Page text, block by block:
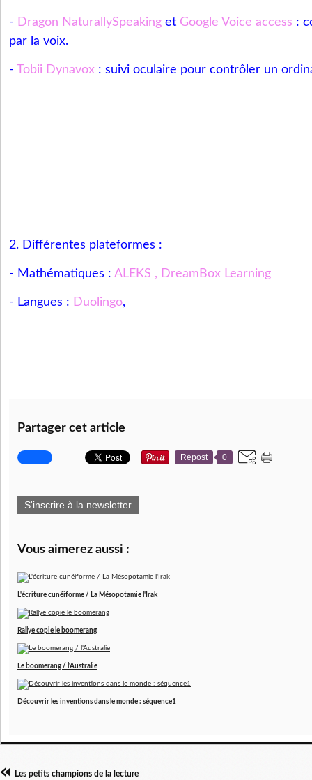
- Dragon NaturallySpeaking et Google Voice access :
par la voix.
- Tobii Dynavox : suivi oculaire pour contrôler un
2. Différentes plateformes :
- Mathématiques : ALEKS , DreamBox Learning
- Langues : Duolingo,
Partager cet article
Repost 0
S'inscrire à la newsletter
Vous aimerez aussi :
L'écriture cunéiforme / La Mésopotamie l'Irak
Rallye copie le boomerang
Le boomerang / l'Australie
Découvrir les inventions dans le monde : séquence1
Les petits champions de la lecture